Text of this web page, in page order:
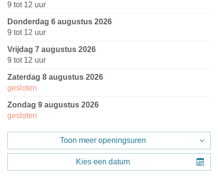
9 tot 12 uur
donderdag 6 augustus 2026
9 tot 12 uur
vrijdag 7 augustus 2026
9 tot 12 uur
zaterdag 8 augustus 2026
gesloten
zondag 9 augustus 2026
gesloten
Toon meer openingsuren
Kies een datum